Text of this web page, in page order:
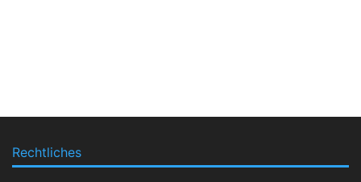
Rechtliches